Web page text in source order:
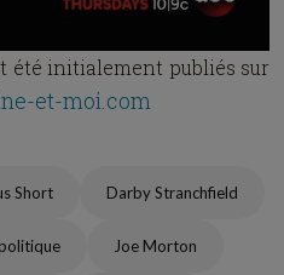
été initialement publiés sur
et-moi.com
Short Darby Stranchfield
Joe Morton